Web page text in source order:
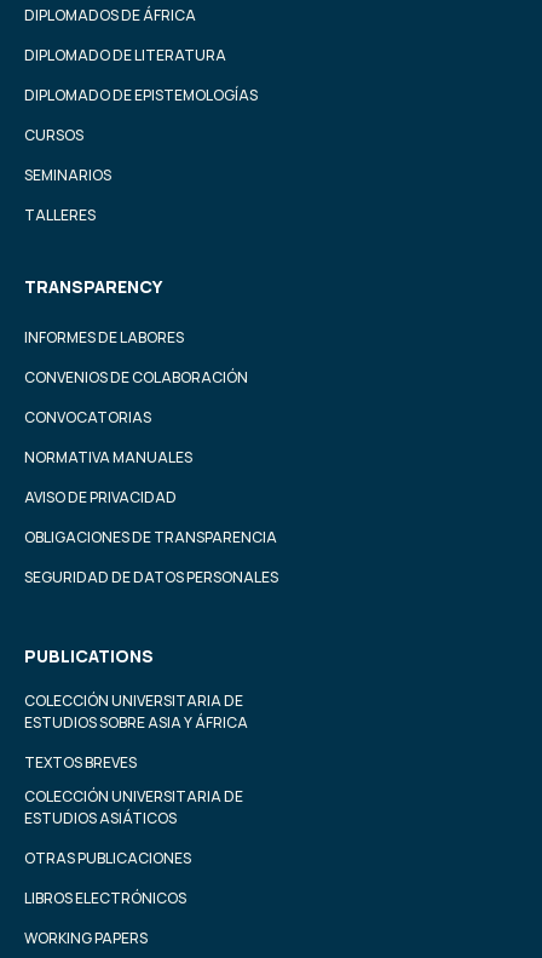
DIPLOMADOS DE ÁFRICA
DIPLOMADO DE LITERATURA
DIPLOMADO DE EPISTEMOLOGÍAS
CURSOS
SEMINARIOS
TALLERES
TRANSPARENCY
INFORMES DE LABORES
CONVENIOS DE COLABORACIÓN
CONVOCATORIAS
NORMATIVA MANUALES
AVISO DE PRIVACIDAD
OBLIGACIONES DE TRANSPARENCIA
SEGURIDAD DE DATOS PERSONALES
PUBLICATIONS
COLECCIÓN UNIVERSITARIA DE
ESTUDIOS SOBRE ASIA Y ÁFRICA
TEXTOS BREVES
COLECCIÓN UNIVERSITARIA DE
ESTUDIOS ASIÁTICOS
OTRAS PUBLICACIONES
LIBROS ELECTRÓNICOS
WORKING PAPERS